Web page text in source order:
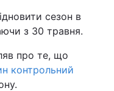
сезон в
з 30 травня.
про те, що
контрольний